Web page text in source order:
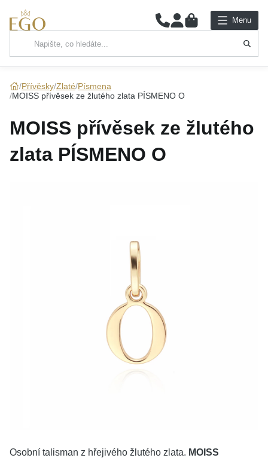
0 Menu
Hlavní kategorie
ŘETÍZKY
NÁRAMKY
Přívěsky Zlaté Písmena
MOISS přívěsek ze žlutého zlata PÍSMENO O
MOISS přívěsek ze žlutého
zlata PÍSMENO O
Osobní talisman z hřejivého žlutého zlata. MOISS